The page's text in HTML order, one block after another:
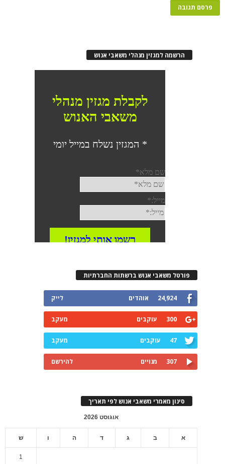
הרשמה למגזין מנהלי משאבי אנוש
פורטל משאבי אנוש ברשתות החברתיות
24,924 אוהדים לייק
300 עוקבים מעקב
47 עוקבים מעקב
307 מנויים להירשם
סינון מאמרי משאבי אנוש לפי תאריך
אוגוסט 2026
א ב ג ד ה ו ש
1